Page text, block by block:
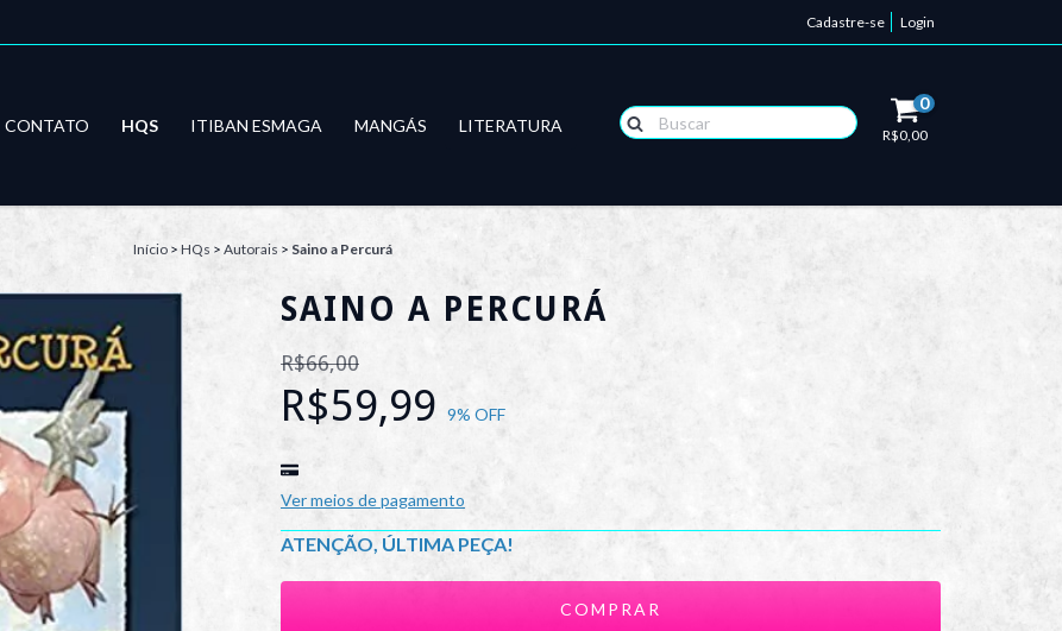
Cadastre-se Login
CONTATO HQS ITIBAN ESMAGA MANGÁS LITERATURA
0
R$0,00
Início > HQs > Autorais > Saino a Percurá
SAINO A PERCURÁ
R$66,00
R$59,99 9% OFF
Ver meios de pagamento
ATENÇÃO, ÚLTIMA PEÇA!